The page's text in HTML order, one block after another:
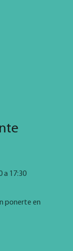
a 17:30
ponerte en